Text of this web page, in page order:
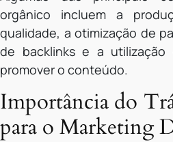
orgânico incluem a
qualidade, a otimização de
de backlinks e a utilização
promover o conteúdo.
Importância do
para o Marketing